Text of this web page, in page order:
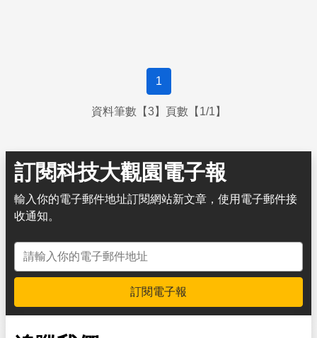
1
資料筆數【3】頁數【1/1】
訂閱科技大觀園電子報
輸入你的電子郵件地址訂閱網站新文章，使用電子郵件接
收通知。
電子郵件地址
訂閱電子報